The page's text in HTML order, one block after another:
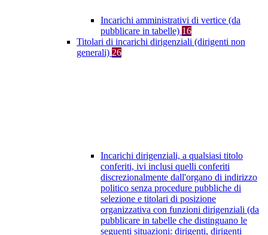
Incarichi amministrativi di vertice (da
pubblicare in tabelle) 16
Titolari di incarichi dirigenziali (dirigenti non
generali) 26
Incarichi dirigenziali, a qualsiasi titolo
conferiti, ivi inclusi quelli conferiti
discrezionalmente dall'organo di indirizzo
politico senza procedure pubbliche di
selezione e titolari di posizione
organizzativa con funzioni dirigenziali (da
pubblicare in tabelle che distinguano le
seguenti situazioni: dirigenti, dirigenti